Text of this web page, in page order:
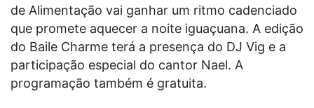
de Alimentação vai ganhar um ritmo cadenciado
que promete aquecer a noite iguaçuana. A edição
do Baile Charme terá a presença do DJ Vig e a
participação especial do cantor Nael. A
programação também é gratuita.